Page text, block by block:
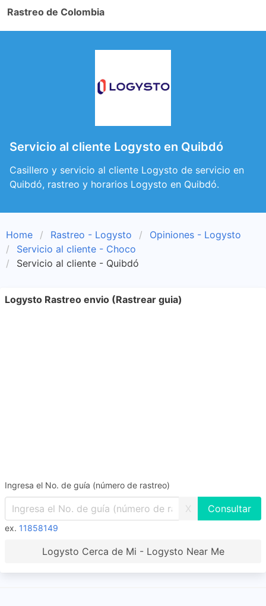
Rastreo de Colombia
Servicio al cliente Logysto en Quibdó
Casillero y servicio al cliente Logysto de servicio en
Quibdó, rastreo y horarios Logysto en Quibdó.
Home Rastreo - Logysto
Opiniones - Logysto
Servicio al cliente - Choco
Servicio al cliente - Quibdó
Logysto Rastreo envio (Rastrear guia)
Ingresa el No. de guía (número de rastreo)
X
ex. 11858149
Logysto Cerca de Mi - Logysto Near Me